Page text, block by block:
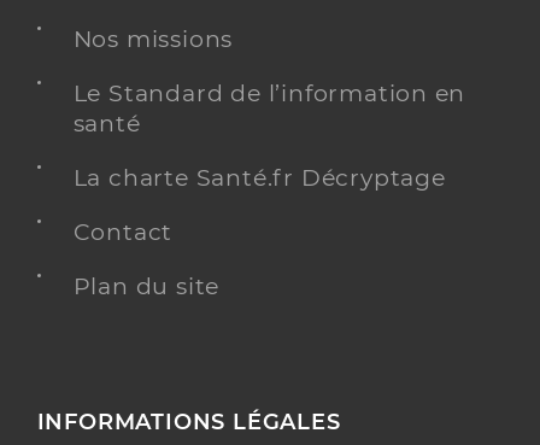
Nos missions
Le Standard de l’information en
santé
La charte Santé.fr Décryptage
Contact
Plan du site
INFORMATIONS LÉGALES